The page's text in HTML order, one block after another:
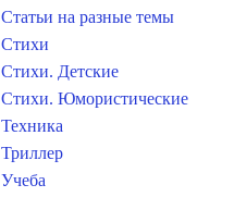
Статьи на разные темы
Стихи
Стихи. Детские
Стихи. Юмористические
Техника
Триллер
Учеба